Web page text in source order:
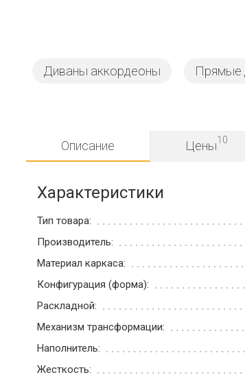
Диваны аккордеоны Прямые
Описание Цены10
Характеристики
Тип товара:
Производитель:
Материал каркаса:
Конфигурация (форма):
Раскладной:
Механизм трансформации:
Наполнитель:
Жесткость: